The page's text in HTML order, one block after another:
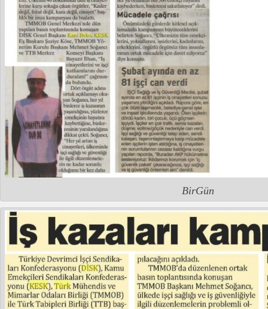
BirGün